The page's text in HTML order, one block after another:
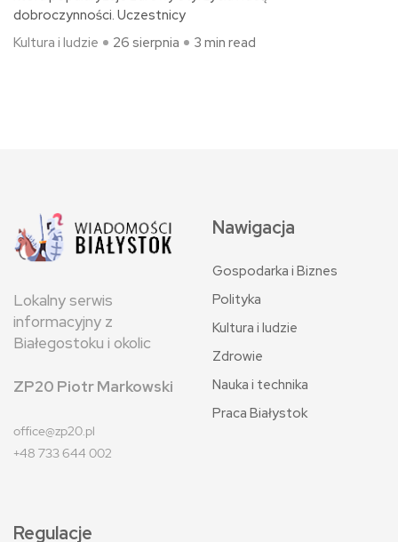
dobroczynności. Uczestnicy
Kultura i ludzie
26 sierpnia 3 min read
Lokalny serwis
informacyjny z
Białegostoku i okolic
ZP20 Piotr Markowski
office@zp20.pl
+48 733 644 002
Nawigacja
Gospodarka i Biznes
Polityka
Kultura i ludzie
Zdrowie
Nauka i technika
Praca Białystok
Regulacje